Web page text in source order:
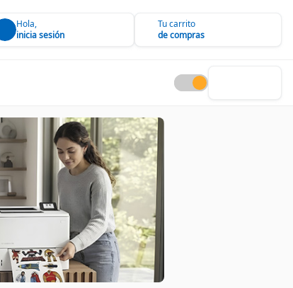
Hola,
inicia sesión
Tu carrito
de compras